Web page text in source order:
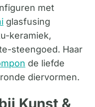
met
glasfusing
keramiek,
steengoed. Haar
de liefde
diervormen.
Kunst &